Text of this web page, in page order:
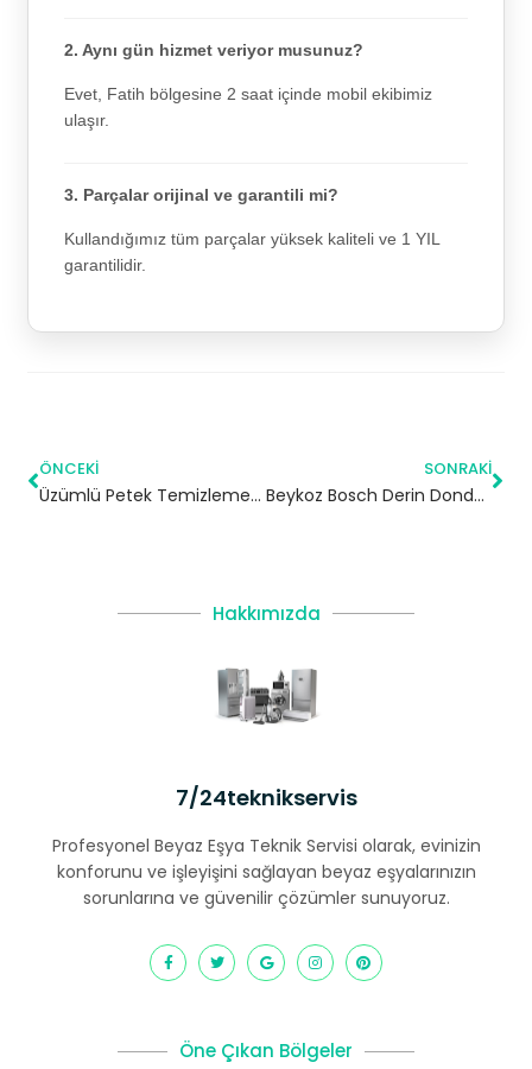
2. Aynı gün hizmet veriyor musunuz?
Evet, Fatih bölgesine 2 saat içinde mobil ekibimiz
ulaşır.
3. Parçalar orijinal ve garantili mi?
Kullandığımız tüm parçalar yüksek kaliteli ve 1 YIL
garantilidir.
ÖNCEKI
Üzümlü Petek Temizleme | Erzincan
SONRAKI
Beykoz Bosch Derin Dondurucu Servisi
Hakkımızda
7/24teknikservis
Profesyonel Beyaz Eşya Teknik Servisi olarak, evinizin
konforunu ve işleyişini sağlayan beyaz eşyalarınızın
sorunlarına ve güvenilir çözümler sunuyoruz.
Öne Çıkan Bölgeler